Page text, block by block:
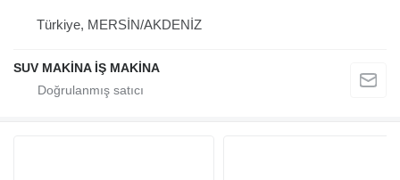
Türkiye, MERSİN/AKDENİZ
SUV MAKİNA İŞ MAKİNA